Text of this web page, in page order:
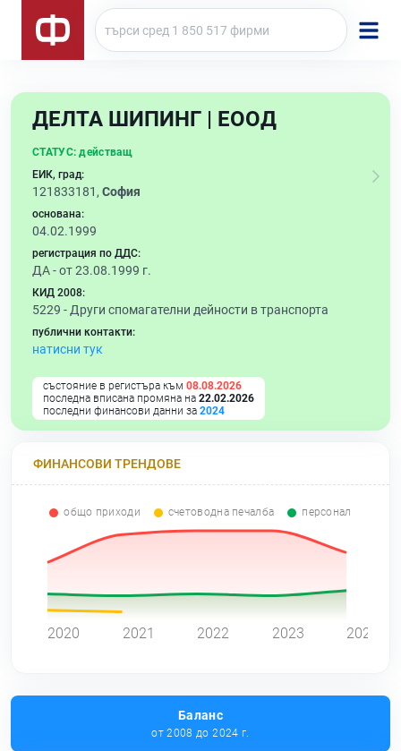
ДЕЛТА ШИПИНГ | ЕООД
СТАТУС: действащ
ЕИК, град:
121833181, София
основана:
04.02.1999
регистрация по ДДС:
ДА - от 23.08.1999 г.
КИД 2008:
5229 - Други спомагателни дейности в транспорта
публични контакти:
натисни тук
състояние в регистъра към 08.08.2026
последна вписана промяна на 22.02.2026
последни финансови данни за 2024
ФИНАНСОВИ ТРЕНДОВЕ
общо приходи счетоводна печалба персонал
2020 2021 2022 2023 2024
Баланс
от 2008 до 2024 г.